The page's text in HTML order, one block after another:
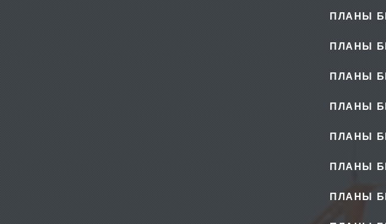
ПЛАНЫ
ПЛАНЫ
ПЛАНЫ
ПЛАНЫ
ПЛАНЫ
ПЛАНЫ
ПЛАНЫ